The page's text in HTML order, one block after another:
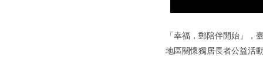
「幸福，郵陪伴開始」
地區關懷獨居長者公益活